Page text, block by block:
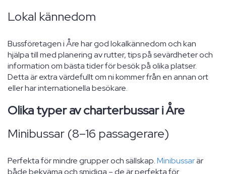
Lokal kännedom
Bussföretagen i Åre har god lokalkännedom och kan
hjälpa till med planering av rutter, tips på sevärdheter och
information om bästa tider för besök på olika platser.
Detta är extra värdefullt om ni kommer från en annan ort
eller har internationella besökare.
Olika typer av charterbussar i Åre
Minibussar (8–16 passagerare)
Perfekta för mindre grupper och sällskap.Minibussarär
både bekväma och smidiga – de är perfekta för